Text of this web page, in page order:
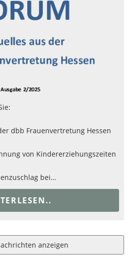
dbb Frauenvertretung Hessen
von Kindererziehungszeiten
bei…
anzeigen